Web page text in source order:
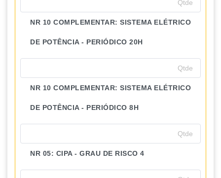
NR 10 COMPLEMENTAR: SISTEMA ELÉTRICO
DE POTÊNCIA - PERIÓDICO 20H
NR 10 COMPLEMENTAR: SISTEMA ELÉTRICO
DE POTÊNCIA - PERIÓDICO 8H
NR 05: CIPA - GRAU DE RISCO 4